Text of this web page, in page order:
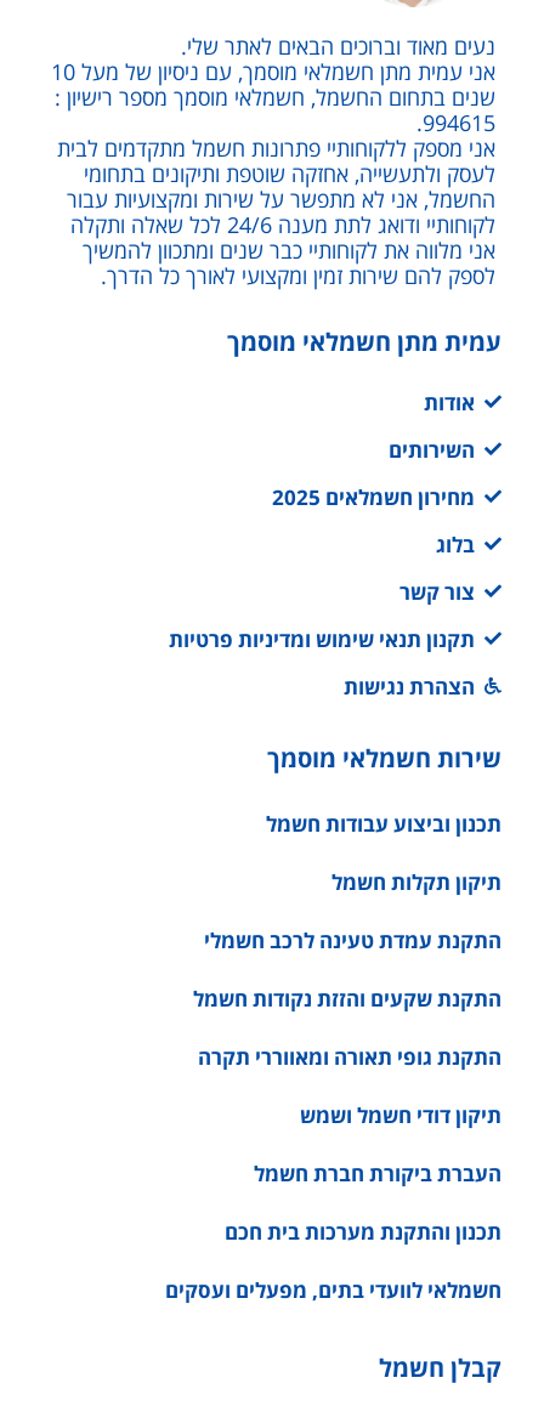
נעים מאוד וברוכים הבאים לאתר שלי.
אני עמית מתן חשמלאי מוסמך, עם ניסיון של מעל 10
שנים בתחום החשמל, חשמלאי מוסמך מספר רישיון :
994615.
אני מספק ללקוחותיי פתרונות חשמל מתקדמים לבית
לעסק ולתעשייה, אחזקה שוטפת ותיקונים בתחומי
החשמל, אני לא מתפשר על שירות ומקצועיות עבור
לקוחותיי ודואג לתת מענה 24/6 לכל שאלה ותקלה
אני מלווה את לקוחותיי כבר שנים ומתכוון להמשיך
לספק להם שירות זמין ומקצועי לאורך כל הדרך.
עמית מתן חשמלאי מוסמך
אודות
השירותים
מחירון חשמלאים 2025
בלוג
צור קשר
תקנון תנאי שימוש ומדיניות פרטיות
הצהרת נגישות
שירות חשמלאי מוסמך
תכנון וביצוע עבודות חשמל
תיקון תקלות חשמל
התקנת עמדת טעינה לרכב חשמלי
התקנת שקעים והזזת נקודות חשמל
התקנת גופי תאורה ומאווררי תקרה
תיקון דודי חשמל ושמש
העברת ביקורת חברת חשמל
תכנון והתקנת מערכות בית חכם
חשמלאי לוועדי בתים, מפעלים ועסקים
קבלן חשמל